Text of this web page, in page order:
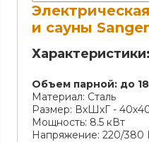
и сауны
Характеристики:
Объем парной: до
Материал: Сталь
Размер: ВхШхГ -
Мощность: 8.5 кВт
Напряжение: 220/380